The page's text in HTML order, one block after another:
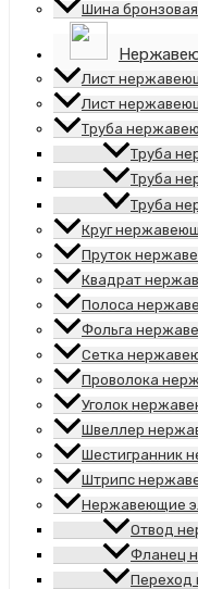
Шина бронзовая
Лист
Лист
Труба
Труба
Труба
Труба
Круг
Пруток
Квадрат
Полоса
Фольга
Сетка
Проволока
Уголок
Швеллер
Шестигранник
Штрипс
Нержавеющие
Отвод
Фланец
Переход